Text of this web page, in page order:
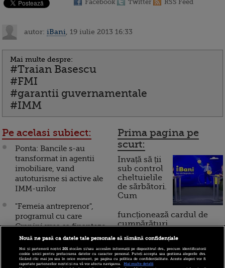
Facebook Twitter RSS Feed
autor: iBani , 19 iulie 2013 16:33
Mai multe despre:
#Traian Basescu
#FMI
#garantii guvernamentale
#IMM
Pe acelasi subiect:
Ponta: Bancile s-au
transformat in agentii
imobiliare, vand
autoturisme si active ale
IMM-urilor
"Femeia antreprenor",
programul cu care
Grapini vrea sa finanteze
12 IMM-uri, debuteaza in
iulie. Conditiile prin care
femeile pot accesa 10.000
Prima pagina pe
scurt:
Invață să ții
sub control
cheltuielile
de sărbători.
Cum
funcționează cardul de
cumpărături
Incont , site-ul Știrile Pro
TV de informații
Nouă ne pasă ca datele tale personale să rămână confidențiale
Noi și partenerii noștri201stocăm și/sau accesăm informații pe dispozitivul dvs., precum identificatorii
cookie unici pentru prelucrarea datelor cu caracter personal. Puteți accepta sau gestiona alegerile dvs.
făcând clic mai jos sau în orice moment, pe pagina cu politica de confidențialitate. Aceste alegeri vor fi
raportate partenerilor noștri și nu vă vor afecta navigarea.
Mai multe detalii